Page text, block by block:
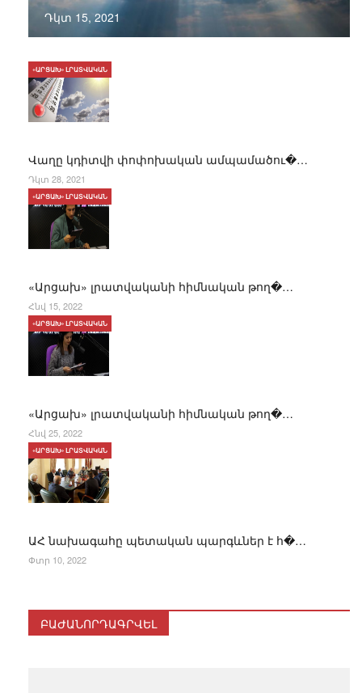
Դկտ 15, 2021
Վաղը կդիտվի փոփոխական ամպամածու�…
«ԱՐՑԱԽ» ԼՐԱՏՎԱԿԱՆ
Դկտ 28, 2021
«Արցախ» լրատվականի հիմնական թող�…
«ԱՐՑԱԽ» ԼՐԱՏՎԱԿԱՆ
Հնվ 15, 2022
«Արցախ» լրատվականի հիմնական թող�…
«ԱՐՑԱԽ» ԼՐԱՏՎԱԿԱՆ
Հնվ 25, 2022
ԱՀ նախագահը պետական պարգևներ է հ�…
«ԱՐՑԱԽ» ԼՐԱՏՎԱԿԱՆ
Փտր 10, 2022
ԲԱԺԱՆՈՐԴԱԳՐՎԵԼ